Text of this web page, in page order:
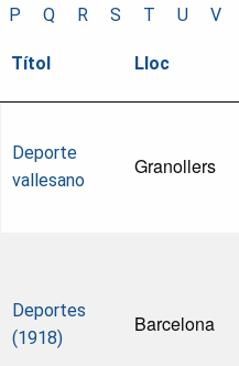
P
Q R S T U V
Títol Lloc
Deporte
vallesano
Granollers
Deportes
(1918)
Barcelona